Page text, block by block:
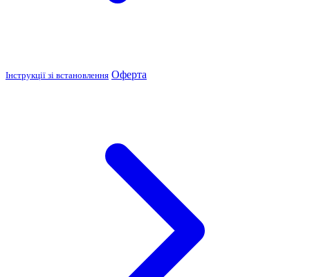
Інструкції зі встановлення Оферта